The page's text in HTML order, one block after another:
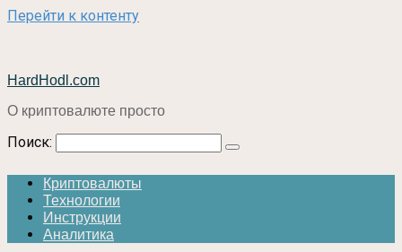
Перейти к контенту
HardHodl.com
О криптовалюте просто
Поиск:
Криптовалюты
Технологии
Инструкции
Аналитика